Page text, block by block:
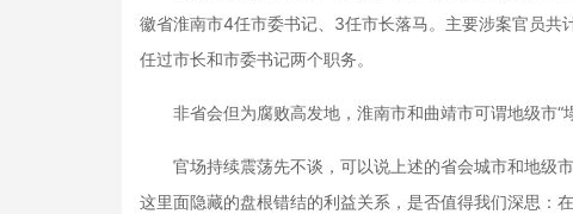
徽省淮南市4任市委书记、3任市长落马。主要涉案官员
任过市长和市委书记两个职务。
非省会但为腐败高发地，淮南市和曲靖市可谓地级市“塌
官场持续震荡先不谈，可以说上述的省会城市和地级市
这里面隐藏的盘根错结的利益关系，是否值得我们深思：